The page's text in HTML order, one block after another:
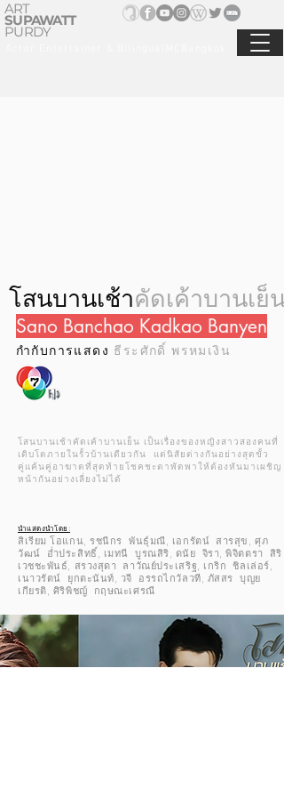
ART
SUPAWATT
PURDY
โสนบานเช้าคัดเค้าบานเย็น
Sano Banchao Kadkao Banyen
กำกับการแสดง ธีระศักดิ์ พรหมเงิน
โสนบานเช้าคัดเค้าบานเย็น เป็นเรื่องของหญิงสาวสองคนที่
เติบโตภายในรั้วบ้านเดียวกัน แต่นิสัยต่างกันอย่างสุดขั้ว
คู่แค้นคู่อาฆาตที่สุดท้ายโชคชะตาพัดพาให้ต้องหันมาเผชิญ
หน้ากันอย่างเลี่ยงไม่ได้
นำแสดงนำโดย:
สิเรียม โอแกน, รชนีกร พันธุ์มณี, เอกรัตน์ สารสุข, ศุภ
วัฒน์ อ่ำประสิทธิ์, เมทนี บูรณสิริ, ดนัย จิรา, พิจิตตรา สิริ
เวชชะพันธ์, สรวงสุดา ลาวัณย์ประเสริฐ, เกริก ชิลเล่อร์,
เนาวรัตน์ ยุกตะนันท์, วจี อรรถไกวัลวที, ภัสสร บุญย
เกียรติ, ศิริพิชญ์ กฤษณะเศรณี